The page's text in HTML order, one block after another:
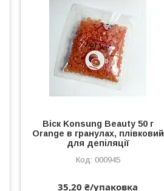
Віск Konsung Beauty 50 г
Orange в гранулах, плівковий
для депіляції
000945
35,20 ₴/упаковка